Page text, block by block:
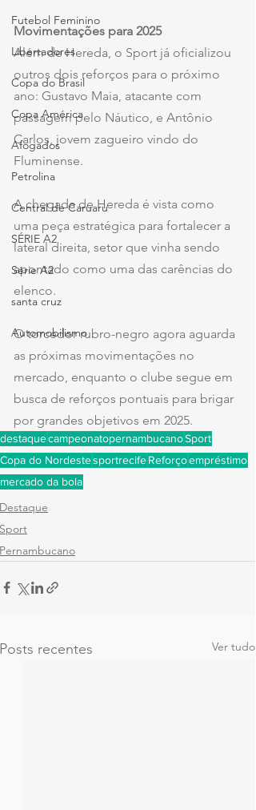
Futebol Feminino
Libertadores
Copa do Brasil
Copa América
Afogados
Petrolina
Central de Caruaru
SÉRIE A2
Série A2
santa cruz
Automobilismo
Movimentações para 2025
Além de Hereda, o Sport já oficializou
outros dois reforços para o próximo
ano: Gustavo Maia, atacante com
passagem pelo Náutico, e Antônio
Carlos, jovem zagueiro vindo do
Fluminense.
A chegada de Hereda é vista como
uma peça estratégica para fortalecer a
lateral direita, setor que vinha sendo
apontado como uma das carências do
elenco.
O torcedor rubro-negro agora aguarda
as próximas movimentações no
mercado, enquanto o clube segue em
busca de reforços pontuais para brigar
por grandes objetivos em 2025.
destaquecampeonatopernambucanoSport
Copa do NordestesportrecifeReforçoempréstimo
mercado da bola
Destaque
Sport
Pernambucano
Posts recentes Ver tudo